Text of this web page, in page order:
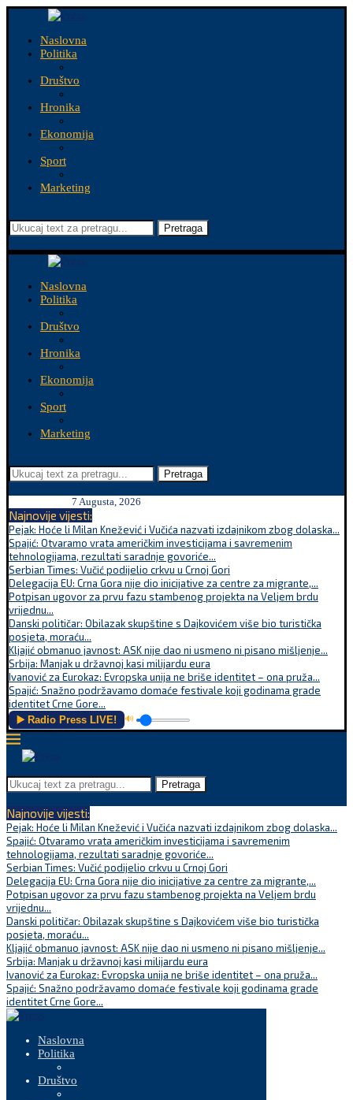
Naslovna
Politika
Društvo
Hronika
Ekonomija
Sport
Marketing
Pretraga
Naslovna
Politika
Društvo
Hronika
Ekonomija
Sport
Marketing
Pretraga
7 Augusta, 2026
Najnovije vijesti:
Pejak: Hoće li Milan Knežević i Vučića nazvati izdajnikom zbog dolaska...
Spajić: Otvaramo vrata američkim investicijama i savremenim
tehnologijama, rezultati saradnje govoriće...
Serbian Times: Vučić podijelio crkvu u Crnoj Gori
Delegacija EU: Crna Gora nije dio inicijative za centre za migrante,...
Potpisan ugovor za prvu fazu stambenog projekta na Veljem brdu
vrijednu...
Danski političar: Obilazak skupštine s Dajkovićem više bio turistička
posjeta, moraću...
Kljajić obmanuo javnost: ASK nije dao ni usmeno ni pisano mišljenje...
Srbija: Manjak u državnoj kasi milijardu eura
Ivanović za Eurokaz: Evropska unija ne briše identitet – ona pruža...
Spajić: Snažno podržavamo domaće festivale koji godinama grade
identitet Crne Gore...
▶️ Radio Press LIVE! 🔊
Pretraga
Najnovije vijesti:
Pejak: Hoće li Milan Knežević i Vučića nazvati izdajnikom zbog dolaska...
Spajić: Otvaramo vrata američkim investicijama i savremenim
tehnologijama, rezultati saradnje govoriće...
Serbian Times: Vučić podijelio crkvu u Crnoj Gori
Delegacija EU: Crna Gora nije dio inicijative za centre za migrante,...
Potpisan ugovor za prvu fazu stambenog projekta na Veljem brdu
vrijednu...
Danski političar: Obilazak skupštine s Dajkovićem više bio turistička
posjeta, moraću...
Kljajić obmanuo javnost: ASK nije dao ni usmeno ni pisano mišljenje...
Srbija: Manjak u državnoj kasi milijardu eura
Ivanović za Eurokaz: Evropska unija ne briše identitet – ona pruža...
Spajić: Snažno podržavamo domaće festivale koji godinama grade
identitet Crne Gore...
Naslovna
Politika
Društvo